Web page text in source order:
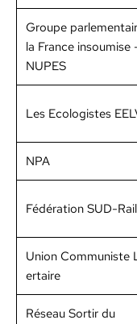
Groupe
la France insoumise
NUPES
Les Ecol­o­gistes
NPA
Fédéra­tion SUD-Rail
Union
er­taire
Réseau Sor­tir du